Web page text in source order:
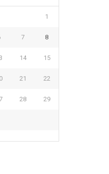
1
7 8
14 15
21 22
28 29